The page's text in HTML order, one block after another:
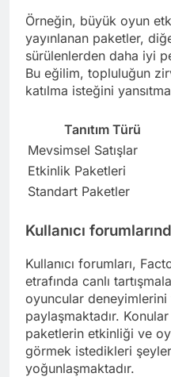
Örneğin, büyük oyun
yayınlanan paketler,
sürülenlerden daha iyi
Bu eğilim, topluluğun
katılma isteğini
Tanıtım Türü
Mevsimsel Satışlar
Etkinlik Paketleri
Standart Paketler
Kullanıcı
Kullanıcı forumları,
etrafında canlı
oyuncular
paylaşmaktadır.
paketlerin etkinliği ve
görmek istedikleri
yoğunlaşmaktadır.